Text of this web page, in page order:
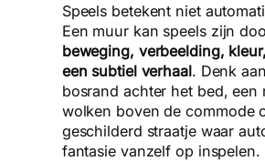
Speels betekent niet
Een muur kan speels zijn
beweging, verbeelding,
een subtiel verhaal. Denk
bosrand achter het bed, een
wolken boven de commode
geschilderd straatje waar
fantasie vanzelf op inspelen.